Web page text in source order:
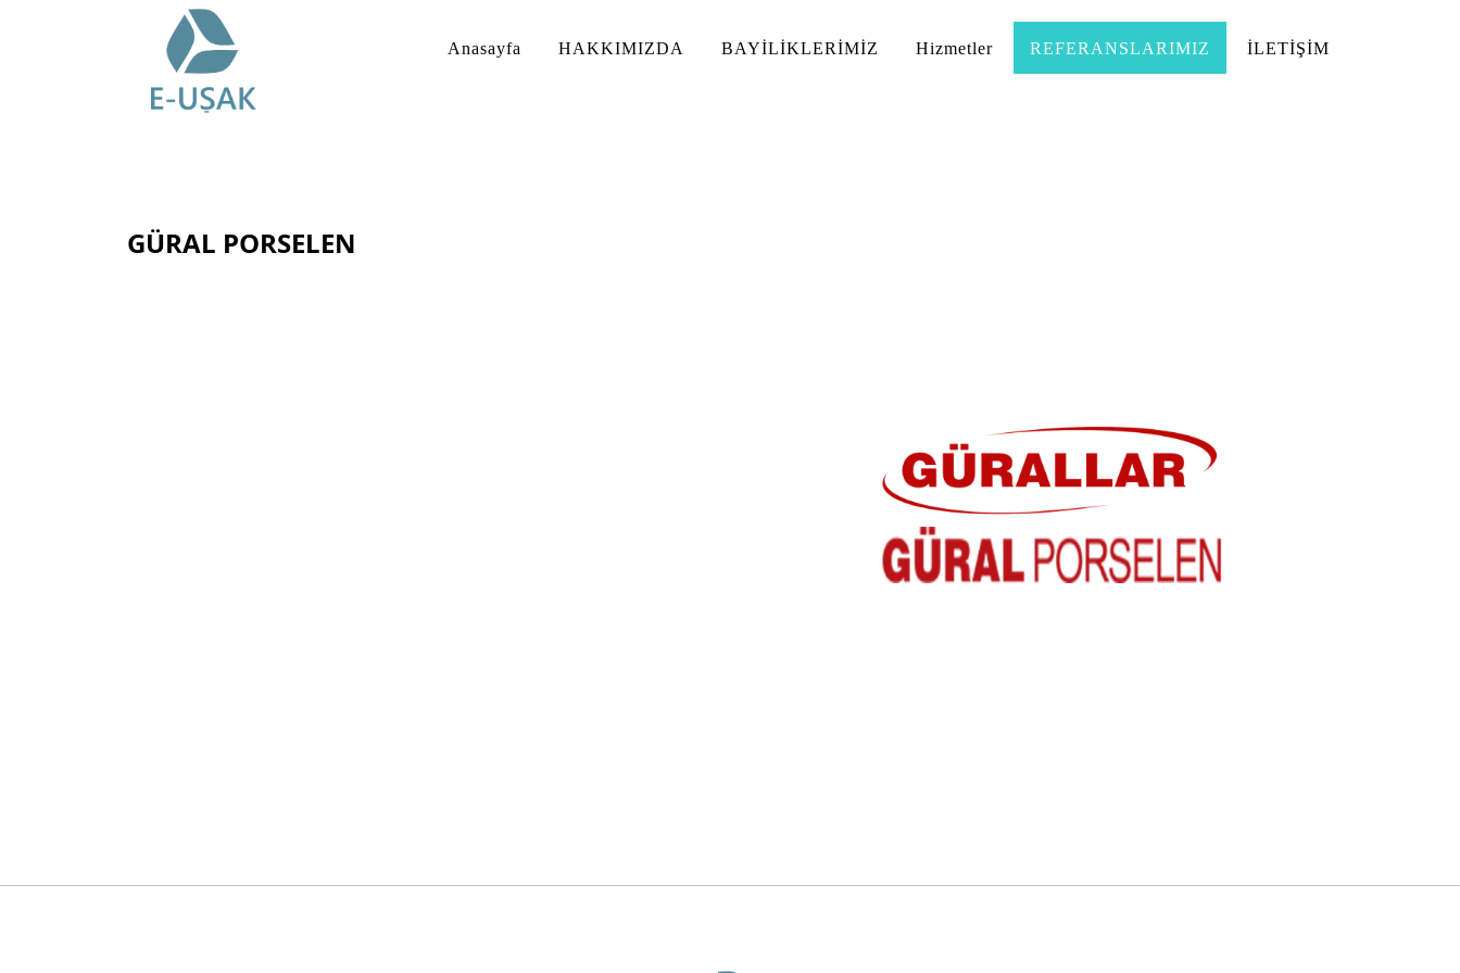
GÜRAL PORSELEN
Anasayfa HAKKIMIZDA BAYİLİKLERİMİZ Hizmetler REFERANSLARIMIZ İLETİŞİM